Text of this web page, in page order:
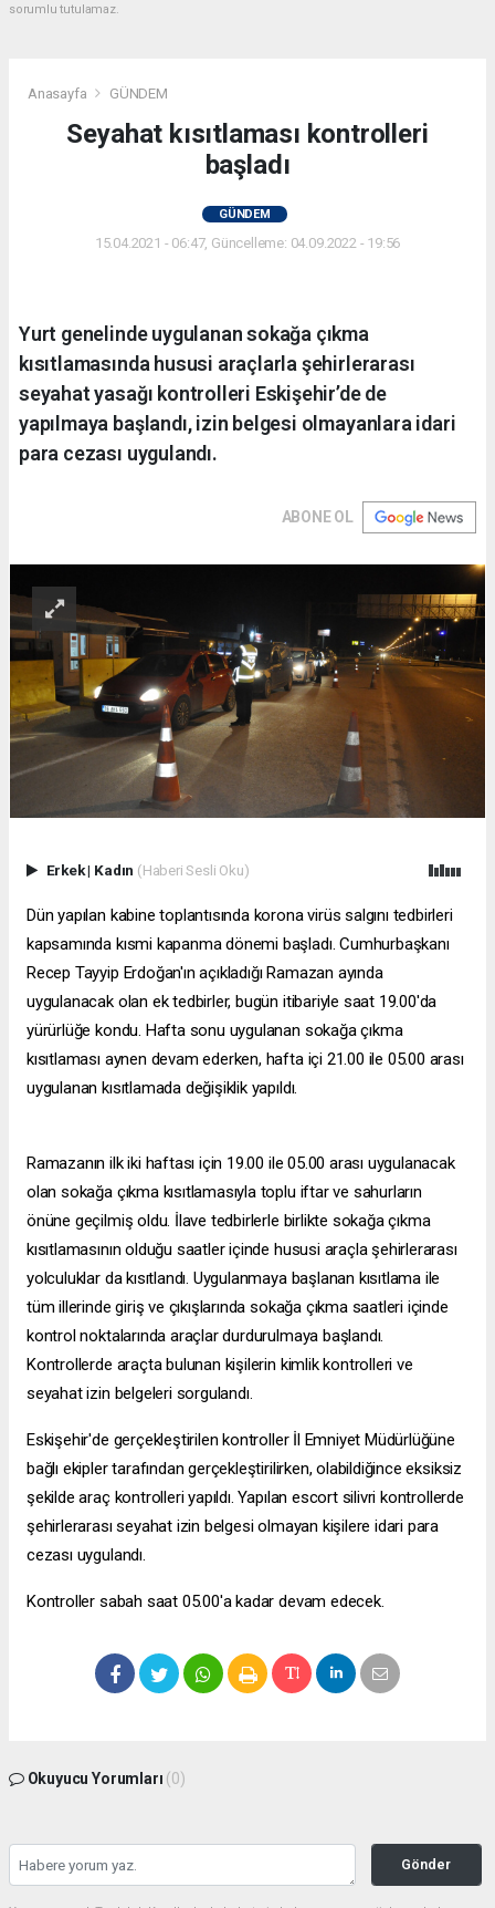
sorumlu tutulamaz.
Anasayfa GÜNDEM
Seyahat kısıtlaması kontrolleri
başladı
GÜNDEM
15.04.2021 - 06:47, Güncelleme: 04.09.2022 - 19:56
Yurt genelinde uygulanan sokağa çıkma
kısıtlamasında hususi araçlarla şehirlerarası
seyahat yasağı kontrolleri Eskişehir’de de
yapılmaya başlandı, izin belgesi olmayanlara idari
para cezası uygulandı.
ABONE OL
Erkek| Kadın (Haberi Sesli Oku)
Dün yapılan kabine toplantısında korona virüs salgını tedbirleri
kapsamında kısmi kapanma dönemi başladı. Cumhurbaşkanı
Recep Tayyip Erdoğan'ın açıkladığı Ramazan ayında
uygulanacak olan ek tedbirler, bugün itibariyle saat 19.00'da
yürürlüğe kondu. Hafta sonu uygulanan sokağa çıkma
kısıtlaması aynen devam ederken, hafta içi 21.00 ile 05.00 arası
uygulanan kısıtlamada değişiklik yapıldı.
Ramazanın ilk iki haftası için 19.00 ile 05.00 arası uygulanacak
olan sokağa çıkma kısıtlamasıyla toplu iftar ve sahurların
önüne geçilmiş oldu. İlave tedbirlerle birlikte sokağa çıkma
kısıtlamasının olduğu saatler içinde hususi araçla şehirlerarası
yolculuklar da kısıtlandı. Uygulanmaya başlanan kısıtlama ile
tüm illerinde giriş ve çıkışlarında sokağa çıkma saatleri içinde
kontrol noktalarında araçlar durdurulmaya başlandı.
Kontrollerde araçta bulunan kişilerin kimlik kontrolleri ve
seyahat izin belgeleri sorgulandı.
Eskişehir'de gerçekleştirilen kontroller İl Emniyet Müdürlüğüne
bağlı ekipler tarafından gerçekleştirilirken, olabildiğince eksiksiz
şekilde araç kontrolleri yapıldı. Yapılan escort silivri kontrollerde
şehirlerarası seyahat izin belgesi olmayan kişilere idari para
cezası uygulandı.
Kontroller sabah saat 05.00'a kadar devam edecek.
Okuyucu Yorumları (0)
Gönder